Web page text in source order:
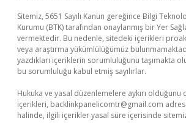
Sitemiz, 5651 Sayılı Kanun gereğince Bilgi
Kurumu (BTK) tarafından onaylanmış bir Yer
vermektedir. Bu nedenle, sitedeki içerikleri
veya araştırma yükümlülüğümüz
yazdıkları içeriklerin sorumluluğunu taşımakta
bu sorumluluğu kabul etmiş sayılırlar.
Hukuka ve yasal düzenlemelere aykırı olduğunu
içerikleri, backlinkpanelicomtr@gmail.com
halinde, ilgili içerikler yasal süre içerisinde